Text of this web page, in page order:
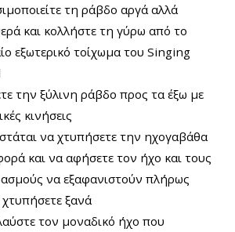
τη ράβδο αργά αλλά
και κολλήστε τη γύρω από το
εξωτερικό τοίχωμα τουSinging
την ξύλινη ράβδο προς τα έξω με
κινήσεις
να χτυπήσετε την ηχογαβάθα
και να αφήσετε τον ήχο και τους
να εξαφανιστούν πλήρως
χτυπήσετε ξανά
τον μοναδικό ήχο που